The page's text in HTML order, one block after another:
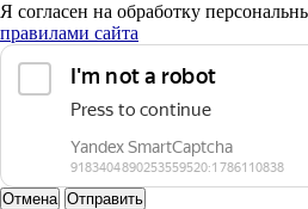
Я согласен на обработку
правилами сайта
Отмена Отправить